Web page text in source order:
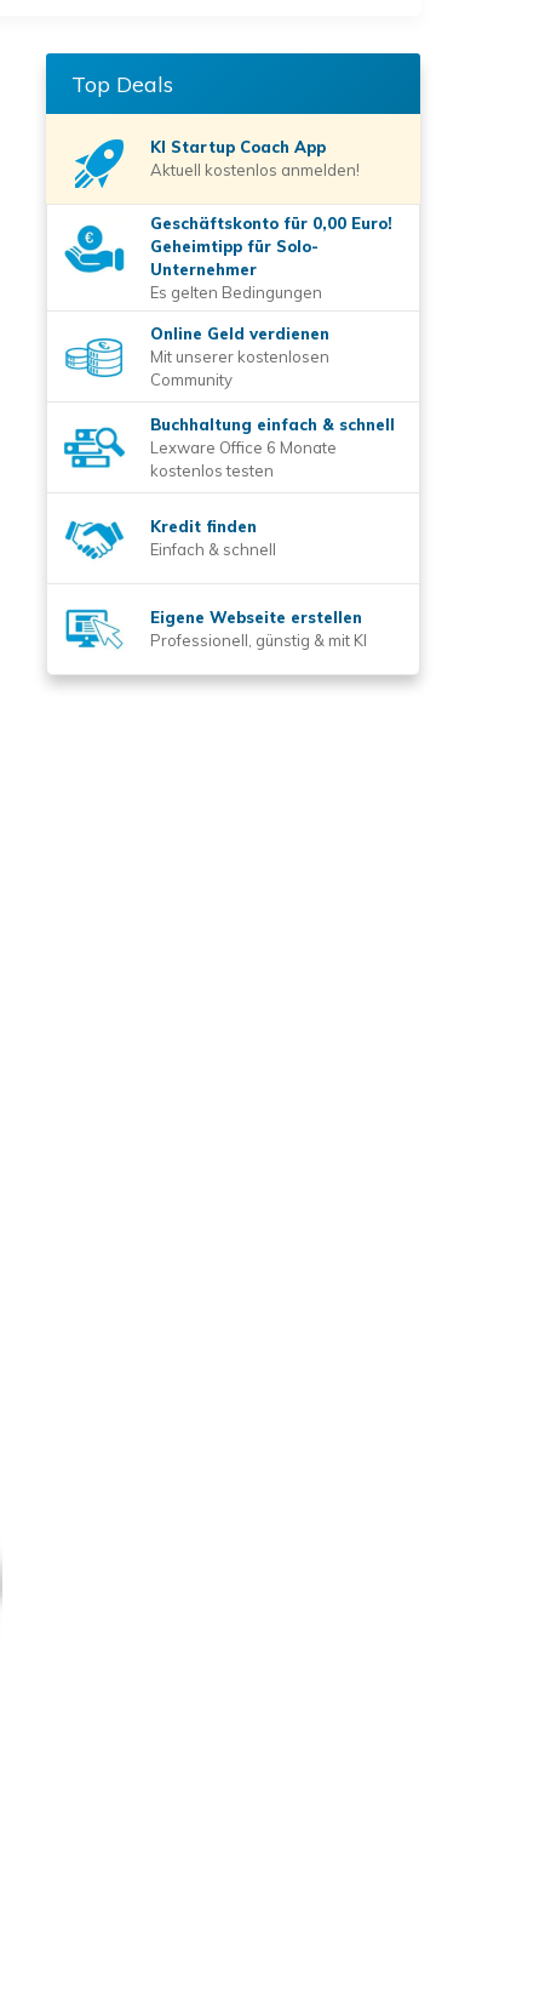
Top Deals
KI Startup Coach App
Aktuell kostenlos anmelden!
Geschäftskonto für 0,00 Euro!
Geheimtipp für Solo-
Unternehmer
Es gelten Bedingungen
Online Geld verdienen
Mit unserer kostenlosen
Community
Buchhaltung einfach & schnell
Lexware Office 6 Monate
kostenlos testen
Kredit finden
Einfach & schnell
Eigene Webseite erstellen
Professionell, günstig & mit KI